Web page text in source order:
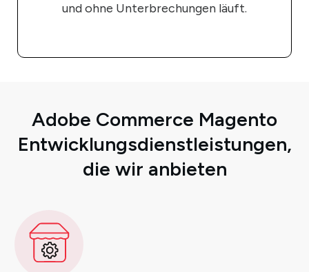
und ohne Unterbrechungen läuft.
Adobe Commerce Magento
Entwicklungsdienstleistungen,
die wir anbieten